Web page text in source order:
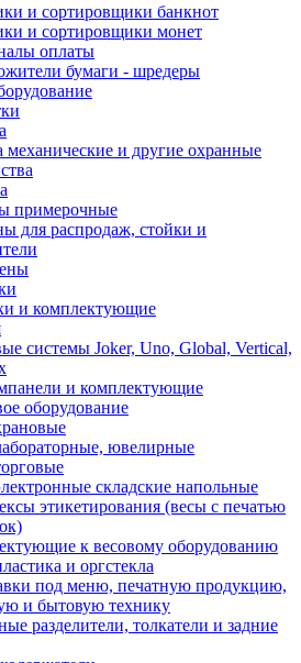
и сортировщики банкнот
и сортировщики монет
оплаты
бумаги - шредеры
механические и другие охранные
примерочные
для распродаж, стойки и
и комплектующие
системы Joker, Uno, Global, Vertical,
и комплектующие
оборудование
ювелирные
складские напольные
этикетирования (весы с печатью
к весовому оборудованию
и оргстекла
под меню, печатную продукцию,
и бытовую технику
разделители, толкатели и задние